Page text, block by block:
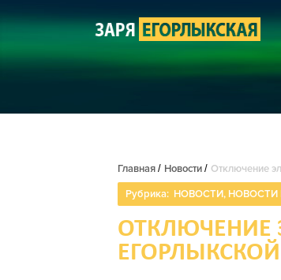
Главная / Новости / Отключение
Рубрика: НОВОСТИ, НОВОСТИ
ОТКЛЮЧЕНИЕ
ЕГОРЛЫКСКОЙ